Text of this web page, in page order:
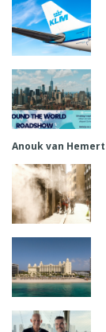
Anouk van Hemert